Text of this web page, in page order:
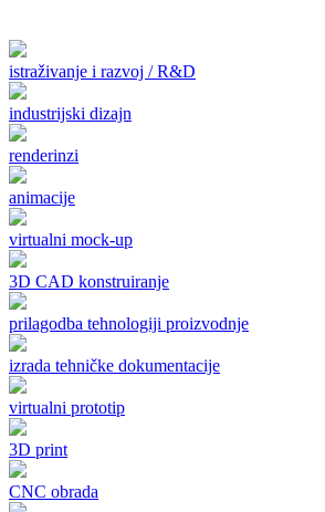
istraživanje i razvoj / R&D
industrijski dizajn
renderinzi
animacije
virtualni mock-up
3D CAD konstruiranje
prilagodba tehnologiji proizvodnje
izrada tehničke dokumentacije
virtualni prototip
3D print
CNC obrada